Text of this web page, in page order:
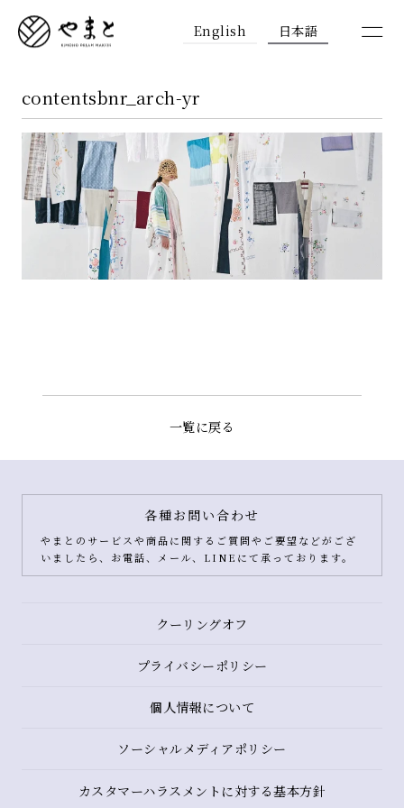
English 日本語
contentsbnr_arch-yr
一覧に戻る
各種お問い合わせ
やまとのサービスや商品に関するご質問やご要望などがござ
いましたら、お電話、メール、LINEにて承っております。
クーリングオフ
プライバシーポリシー
個人情報について
ソーシャルメディアポリシー
カスタマーハラスメントに対する基本方針